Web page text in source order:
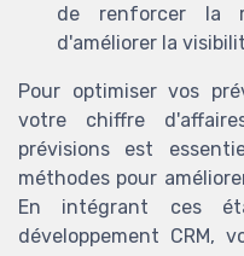
de renforcer la
d'améliorer la
Pour optimiser vos
votre chiffre
prévisions est
méthodes pour
En intégrant ces
développement CRM,